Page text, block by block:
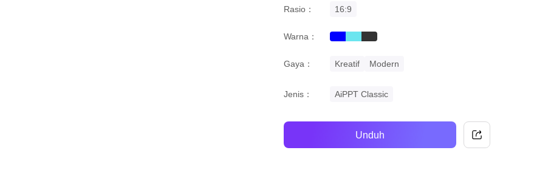
Rasio： 16:9
Warna： bluecyanblack
Gaya： Kreatif Modern
Jenis： AiPPT Classic
Unduh